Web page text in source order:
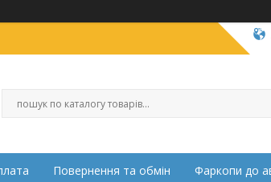
Повернення та обмін Фаркопи до